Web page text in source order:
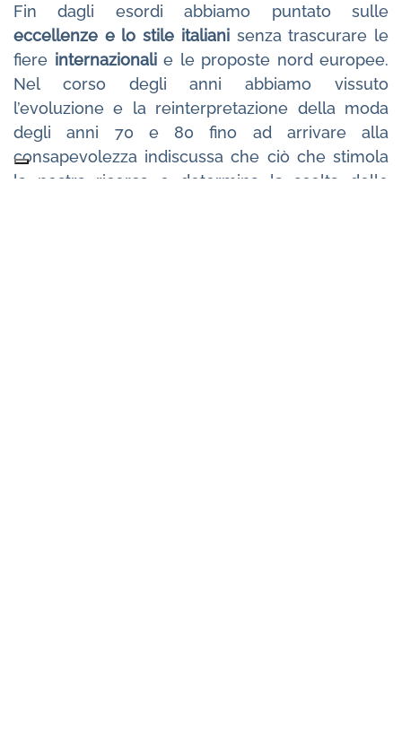
Fin dagli esordi abbiamo puntato sulle
eccellenze e lo stile italianisenza trascurare le
fiere internazionalie le proposte nord europee.
Nel corso degli anni abbiamo vissuto
l’evoluzione e la reinterpretazione della moda
degli anni 70 e 80 fino ad arrivare alla
consapevolezza indiscussa che ciò che stimola
la nostra ricerca e determina la scelta delle